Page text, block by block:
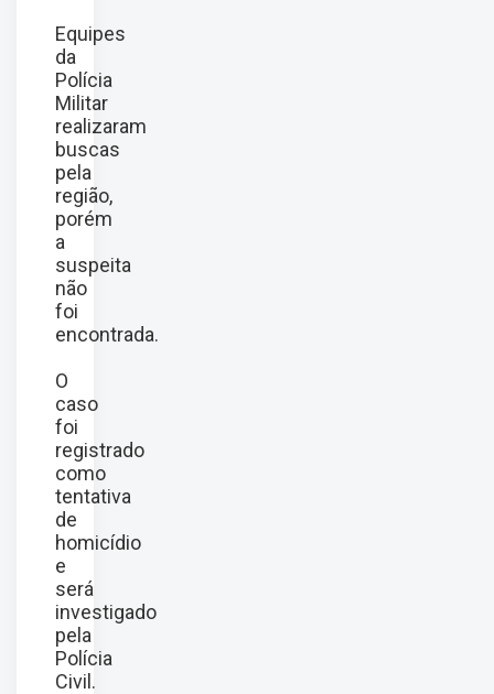
Equipes
da
Polícia
Militar
realizaram
buscas
pela
região,
porém
a
suspeita
não
foi
encontrada.
O
caso
foi
registrado
como
tentativa
de
homicídio
e
será
investigado
pela
Polícia
Civil.